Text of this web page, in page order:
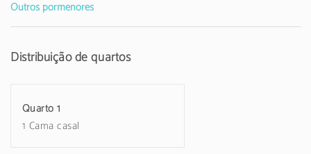
A cozinha é independente, de inducção, está equipada com
frigorífico, microondas, congelador, louça/talheres,
Não são aceites grupos de jovens com idade inferior a 25 anos.
Outros pormenores
Distribuição de quartos
Quarto 1
1 Cama casal